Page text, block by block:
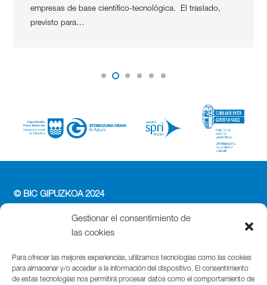
Gestionar el consentimiento de
las cookies
Para ofrecer las mejores experiencias, utilizamos tecnologías como las cookies
para almacenar y/o acceder a la información del dispositivo. El consentimiento
de estas tecnologías nos permitirá procesar datos como el comportamiento de
empresas de base científico-tecnológica. El traslado,
previsto para…
© BIC GIPUZKOA 2024
PERFIL DEL CONTRATANTE
ACCESIBILIDAD
POLÍTICA DE COOKIES
AVISO LEGAL